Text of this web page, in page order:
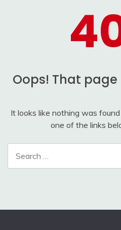
Oops! That page
It looks like nothing was
one of the links